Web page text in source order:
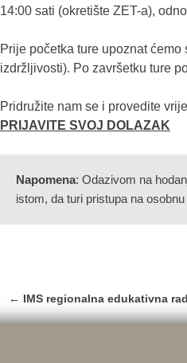
14:00 sati (okretište ZET-a),
Prije početka ture upoznat
izdržljivosti). Po završetku ture
Pridružite nam se i provedite
PRIJAVITE SVOJ DOLAZAK
Napomena: Odazivom na
istom, da turi pristupa na
Post
navigation
← IMS regionalna edukativna